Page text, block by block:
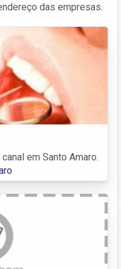
das empresas.
em Santo Amaro.